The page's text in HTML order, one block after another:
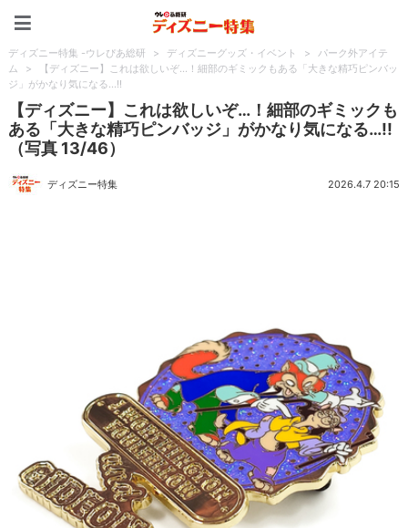
ディズニー特集 -ウレぴあ総研 > ディズニーグッズ・イベント >
パーク外アイテ
ム
>
【ディズニー】これは欲しいぞ…！細部のギミックもある「大きな精巧ピンバッ
ジ」がかなり気になる…!!
【ディズニー】これは欲しいぞ…！細部のギミックも
ある「大きな精巧ピンバッジ」がかなり気になる…!!
（写真 13/46）
ディズニー特集 2026.4.7 20:15